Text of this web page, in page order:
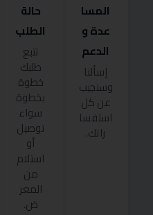
المسا
عدة و
الدعم
إسألنا
وسنجيب
عن كل
استفسا
راتك.
حالة
الطلب
تتبع
طلبك
خطوة
بخطوة
سواء
توصيل
أو
استلام
من
المعر
ض.